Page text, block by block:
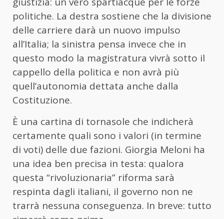
politiche. La destra sostiene che la divisione
delle carriere darà un nuovo impulso
all’Italia; la sinistra pensa invece che in
questo modo la magistratura vivrà sotto il
cappello della politica e non avrà più
quell’autonomia dettata anche dalla
Costituzione.
È una cartina di tornasole che indicherà
certamente quali sono i valori (in termine
di voti) delle due fazioni. Giorgia Meloni ha
una idea ben precisa in testa: qualora
questa “rivoluzionaria” riforma sarà
respinta dagli italiani, il governo non ne
trarrà nessuna conseguenza. In breve: tutto